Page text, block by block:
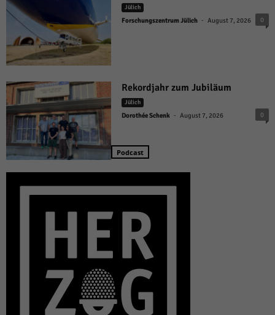
Jülich
Forschungszentrum Jülich - August 7, 2026 0
Rekordjahr zum Jubiläum
Jülich
Dorothée Schenk - August 7, 2026 0
Podcast